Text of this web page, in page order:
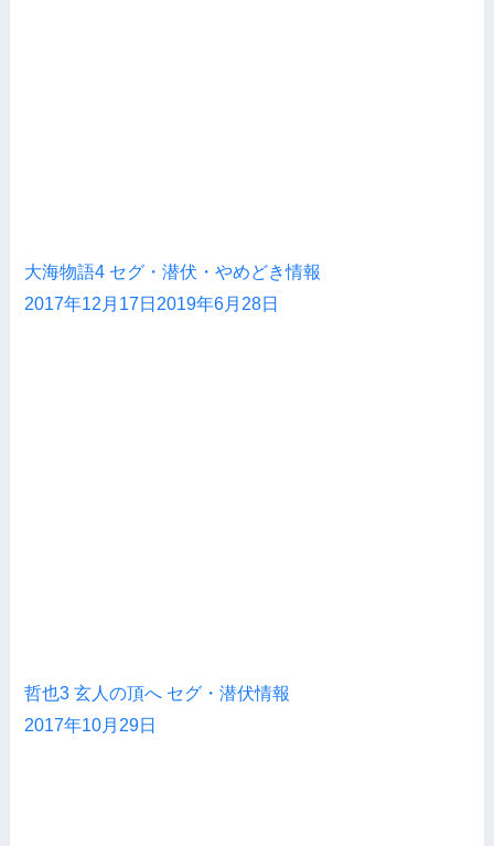
大海物語4 セグ・潜伏・やめどき情報
2017年12月17日 2019年6月28日
哲也3 玄人の頂へ セグ・潜伏情報
2017年10月29日